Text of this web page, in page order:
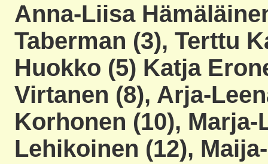
Anna-Liisa
Taberman (3), Terttu
Huokko (5) Katja
Virtanen (8), Arja-
Korhonen (10), Marja-
Lehikoinen (12),